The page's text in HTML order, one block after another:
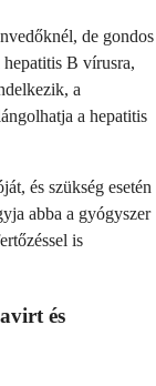
de gondos
B vírusra,
a
a hepatitis
és szükség esetén
abba a gyógyszer
is
és